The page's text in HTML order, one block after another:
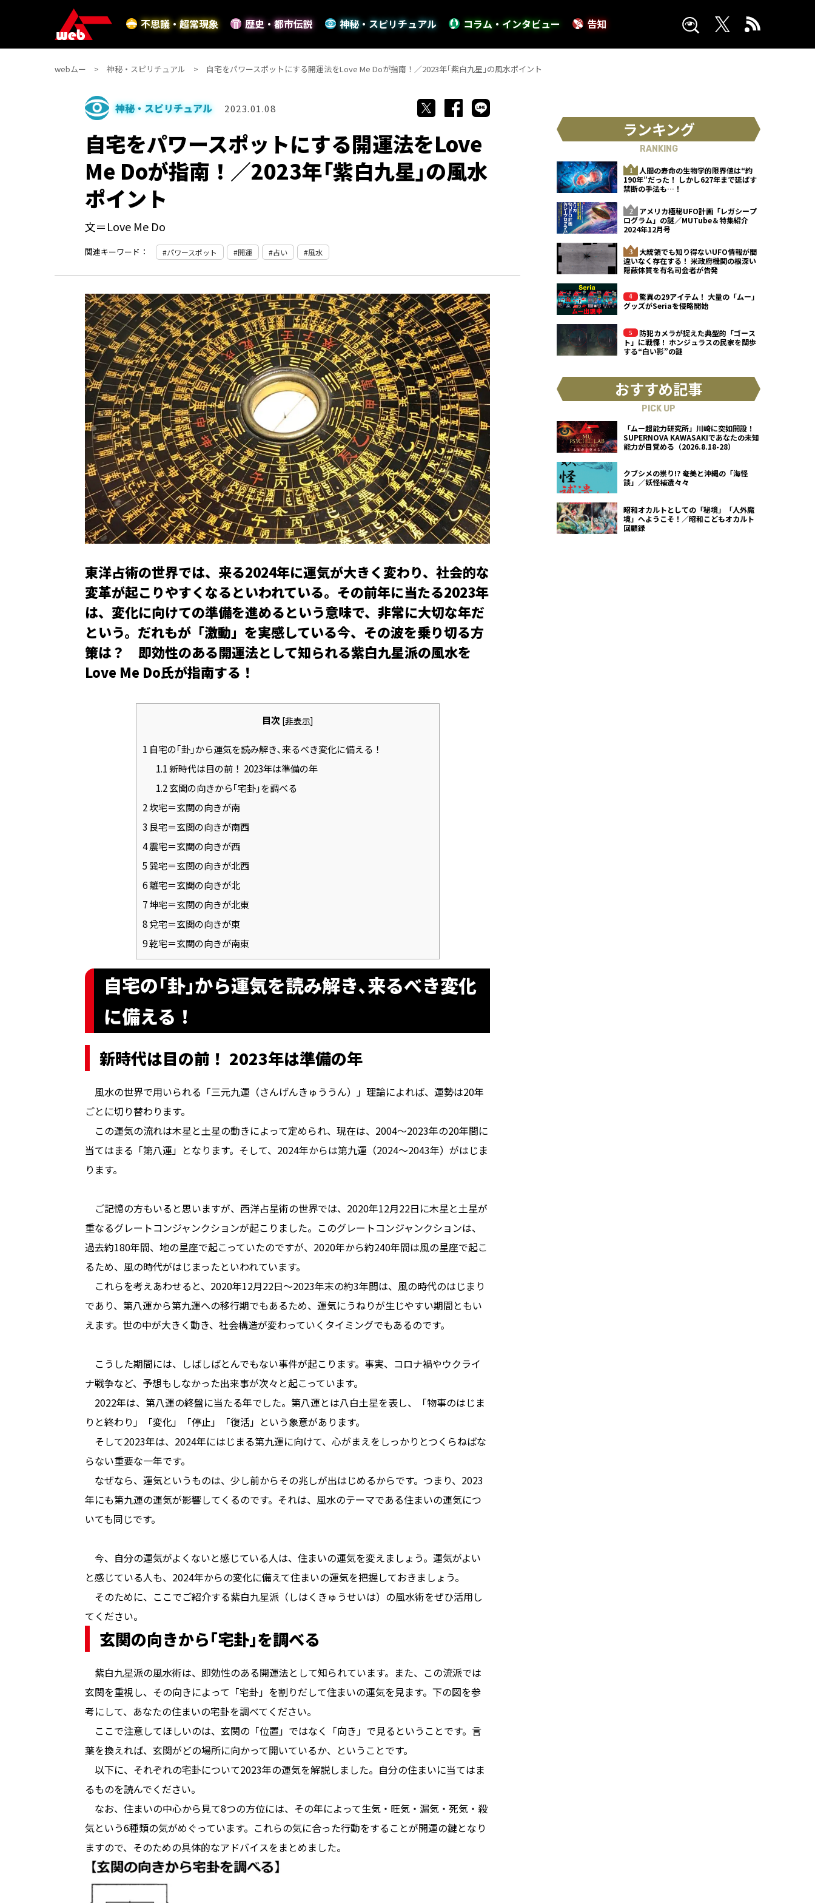
不思議・超常現象 歴史・都市伝説 神秘・スピリチュアル コラム・インタビュー 告知
webムー 神秘・スピリチュアル 自宅をパワースポットにする開運法をLove Me Doが指南！／2023年｢紫白九星｣の風水ポイント
神秘・スピリチュアル 2023.01.08
自宅をパワースポットにする開運法をLove
Me Doが指南！／2023年｢紫白九星｣の風水
ポイント
文＝Love Me Do
関連キーワード： パワースポット 開運 占い 風水
東洋占術の世界では、来る2024年に運気が大きく変わり、社会的な
変革が起こりやすくなるといわれている。その前年に当たる2023年
は、変化に向けての準備を進めるという意味で、非常に大切な年だ
という。だれもが「激動」を実感している今、その波を乗り切る方
策は？ 即効性のある開運法として知られる紫白九星派の風水を
Love Me Do氏が指南する！
目次 [非表示]
1 自宅の｢卦｣から運気を読み解き､来るべき変化に備える！
1.1新時代は目の前！ 2023年は準備の年
1.2玄関の向きから｢宅卦｣を調べる
2坎宅＝玄関の向きが南
3 艮宅＝玄関の向きが南西
4震宅＝玄関の向きが西
5 巽宅＝玄関の向きが北西
6離宅＝玄関の向きが北
7坤宅＝玄関の向きが北東
8兌宅＝玄関の向きが東
9乾宅＝玄関の向きが南東
自宅の｢卦｣から運気を読み解き､来るべき変化
に備える！
新時代は目の前！ 2023年は準備の年
風水の世界で用いられる「三元九運（さんげんきゅううん）」理論によれば、運勢は20年
ごとに切り替わります。
この運気の流れは木星と土星の動きによって定められ、現在は、2004〜2023年の20年間に
当てはまる「第八運」となります。そして、2024年からは第九運（2024〜2043年）がはじま
ります。
ご記憶の方もいると思いますが、西洋占星術の世界では、2020年12月22日に木星と土星が
重なるグレートコンジャンクションが起こりました。このグレートコンジャンクションは、
過去約180年間、地の星座で起こっていたのですが、2020年から約240年間は風の星座で起こ
るため、風の時代がはじまったといわれています。
これらを考えあわせると、2020年12月22日〜2023年末の約3年間は、風の時代のはじまり
であり、第八運から第九運への移行期でもあるため、運気にうねりが生じやすい期間ともい
えます。世の中が大きく動き、社会構造が変わっていくタイミングでもあるのです。
こうした期間には、しばしばとんでもない事件が起こります。事実、コロナ禍やウクライ
ナ戦争など、予想もしなかった出来事が次々と起こっています。
2022年は、第八運の終盤に当たる年でした。第八運とは八白土星を表し、「物事のはじま
りと終わり」「変化」「停止」「復活」という象意があります。
そして2023年は、2024年にはじまる第九運に向けて、心がまえをしっかりとつくらねばな
らない重要な一年です。
なぜなら、運気というものは、少し前からその兆しが出はじめるからです。つまり、2023
年にも第九運の運気が影響してくるのです。それは、風水のテーマである住まいの運気につ
いても同じです。
今、自分の運気がよくないと感じている人は、住まいの運気を変えましょう。運気がよい
と感じている人も、2024年からの変化に備えて住まいの運気を把握しておきましょう。
そのために、ここでご紹介する紫白九星派（しはくきゅうせいは）の風水術をぜひ活用し
てください。
玄関の向きから｢宅卦｣を調べる
紫白九星派の風水術は、即効性のある開運法として知られています。また、この流派では
玄関を重視し、その向きによって「宅卦」を割りだして住まいの運気を見ます。下の図を参
考にして、あなたの住まいの宅卦を調べてください。
ここで注意してほしいのは、玄関の「位置」ではなく「向き」で見るということです。言
葉を換えれば、玄関がどの場所に向かって開いているか、ということです。
以下に、それぞれの宅卦について2023年の運気を解説しました。自分の住まいに当てはま
るものを読んでください。
なお、住まいの中心から見て8つの方位には、その年によって生気・旺気・漏気・死気・殺
気という6種類の気がめぐっています。これらの気に合った行動をすることが開運の鍵となり
ますので、そのための具体的なアドバイスをまとめました。
ランキング
RANKING
人間の寿命の生物学的限界値は“約
190年”だった！ しかし627年まで延ばす
禁断の手法も…！
アメリカ極秘UFO計画「レガシープ
ログラム」の謎／MUTube＆特集紹介
2024年12月号
大統領でも知り得ないUFO情報が間
違いなく存在する！ 米政府機関の根深い
隠蔽体質を有名司会者が告発
驚異の29アイテム！ 大量の「ムー」
グッズがSeriaを侵略開始
防犯カメラが捉えた典型的「ゴース
ト」に戦慄！ ホンジュラスの民家を闊歩
する“白い影”の謎
おすすめ記事
PICK UP
「ムー超能力研究所」川崎に突如開設！
SUPERNOVA KAWASAKIであなたの未知
能力が目覚める（2026.8.18-28）
クブシメの祟り!? 奄美と沖縄の「海怪
談」／妖怪補遺々々
昭和オカルトとしての「秘境」「人外魔
境」へようこそ！／昭和こどもオカルト
回顧録